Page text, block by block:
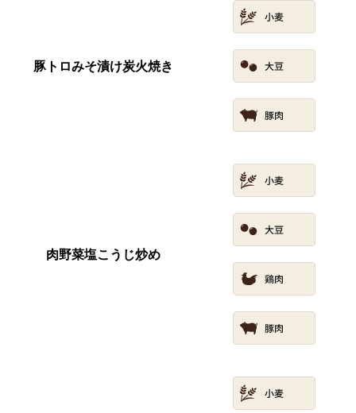
豚トロみそ漬け炭火焼き
肉野菜塩こうじ炒め